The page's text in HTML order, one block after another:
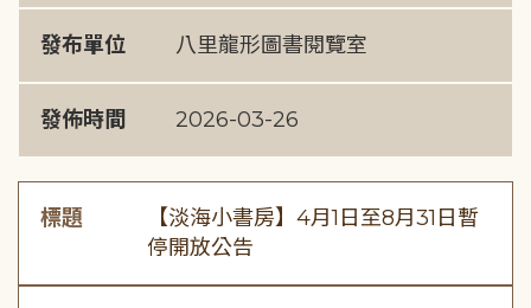
發布單位 八里龍形圖書閱覽室
發佈時間 2026-03-26
標題
【淡海小書房】4月1日至8月31日暫
停開放公告